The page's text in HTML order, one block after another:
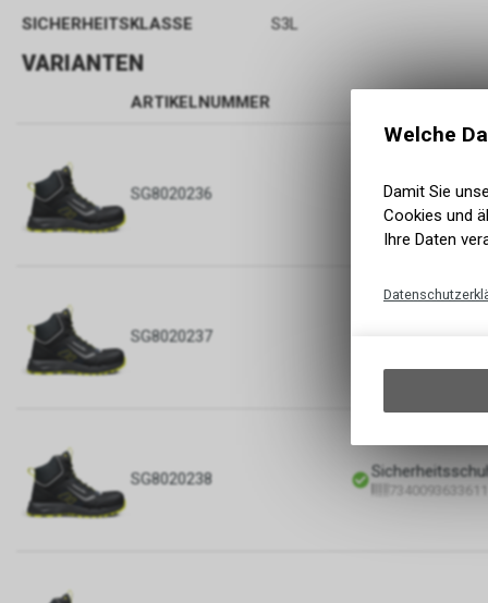
SICHERHEITSKLASSE S3L
VARIANTEN
ARTIKELNUMMER
SG8020236
SG8020237
SG8020238
7340093633611
Welche
Damit Sie
Cookies und
Ihre Daten